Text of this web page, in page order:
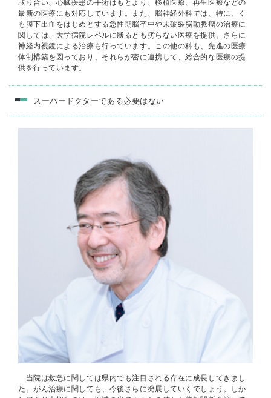
取り合い、心臓疾患の手術はもとより、移植医療、再生医療などの
最新の医療にも対応しています。また、脳神経外科では、特に、く
も膜下出血をはじめとする急性期脳卒中や未破裂脳動脈瘤の治療に
関しては、大学病院レベルに勝るとも劣らない医療を提供。さらに
神経内視鏡による治療も行っています。この他の科も、先進の医療
体制構築を図っており、それらが密に連携して、総合的な医療の提
供を行っています。
スーパードクターである必要はない
当院は救急に関しては県内でも注目される存在に成長してきまし
た。がん治療に関しても、今後さらに発展していくでしょう。しか